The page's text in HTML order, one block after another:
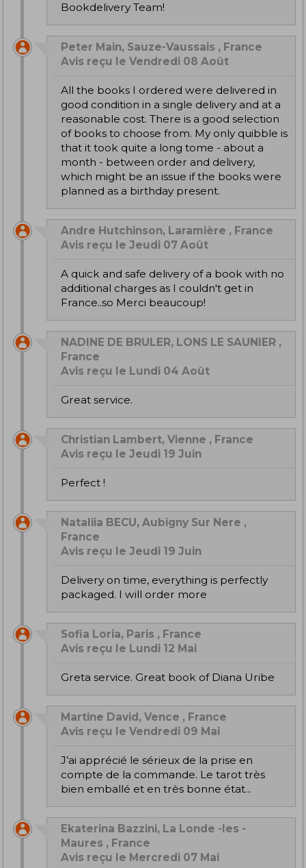
Bookdelivery Team!
Peter Main, Sauze-Vaussais , France
Avis reçu le Vendredi 08 Août
All the books I ordered were delivered in
good condition in a single delivery and at a
reasonable cost. There is a good selection
of books to choose from. My only quibble is
that it took quite a long tome - about a
month - between order and delivery,
which might be an issue if the books were
planned as a birthday present.
Andre Hutchinson, Laramière , France
Avis reçu le Jeudi 07 Août
A quick and safe delivery of a book with no
additional charges as I couldn't get in
France..so Merci beaucoup!
NADINE DE BRULER, LONS LE SAUNIER ,
France
Avis reçu le Lundi 04 Août
Great service.
Christian Lambert, Vienne , France
Avis reçu le Jeudi 19 Juin
Perfect !
Nataliia BECU, Aubigny Sur Nere ,
France
Avis reçu le Jeudi 19 Juin
Delivery on time, everything is perfectly
packaged. I will order more
Sofia Loria, Paris , France
Avis reçu le Lundi 12 Mai
Greta service. Great book of Diana Uribe
Martine David, Vence , France
Avis reçu le Vendredi 09 Mai
J’ai apprécié le sérieux de la prise en
compte de la commande. Le tarot très
bien emballé et en très bonne état...
Ekaterina Bazzini, La Londe -les -
Maures , France
Avis reçu le Mercredi 07 Mai